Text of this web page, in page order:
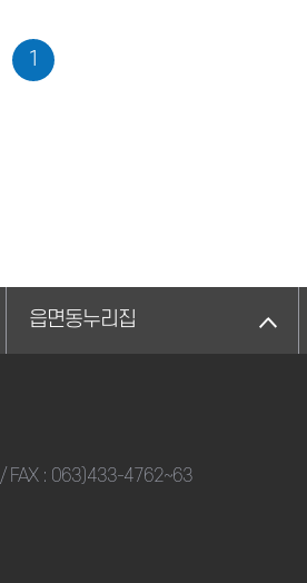
1
읍면동누리집
/ FAX : 063)433-4762~63